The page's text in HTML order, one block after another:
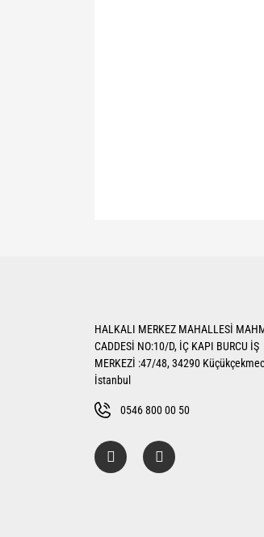
Ürün resmi kalitesiz, bozuk
Ürün bilgilerinde hatalar
Ürün fiyatı diğer sitelerden
HALKALI MERKEZ MAHALLESİ
CADDESİ NO:10/D, İÇ KAPI BURCU İŞ
MERKEZİ :47/48, 34290
İstanbul
0546 800 00 50